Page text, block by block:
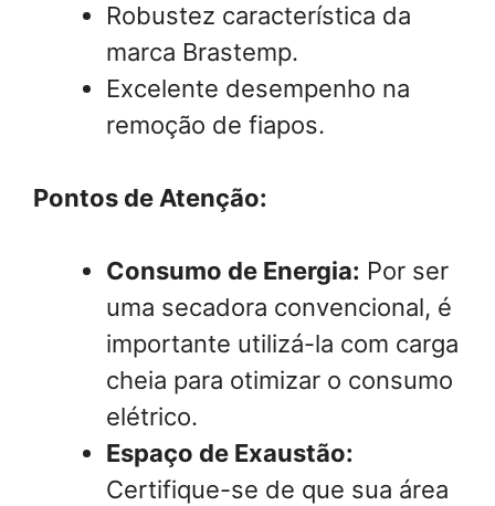
Robustez característica da
marca Brastemp.
Excelente desempenho na
remoção de fiapos.
Pontos de Atenção:
Consumo de Energia: Por ser
uma secadora convencional, é
importante utilizá-la com carga
cheia para otimizar o consumo
elétrico.
Espaço de Exaustão:
Certifique-se de que sua área